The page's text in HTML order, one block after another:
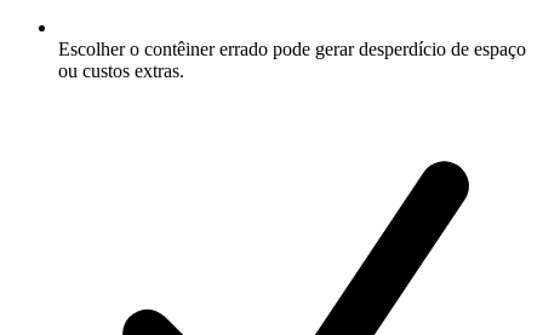
Escolher o contêiner errado pode gerar desperdício de espaço
ou custos extras.